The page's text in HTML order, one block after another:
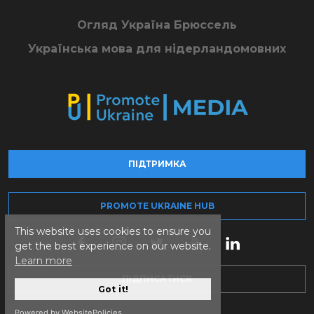
This website uses cookies to ensure you
get the best experience on our website.
Learn more
Got it!
Огляд Україна Брюссель
Українська мова для нідерландомовних
ПІДТРИМКА
PROMOTE UKRAINE HUB
ПІДПИСАТИСЯ